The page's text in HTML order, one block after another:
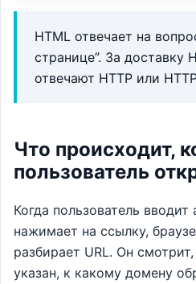
HTML отвечает на
странице”. За доставку
отвечают HTTP или
Что происходит,
пользователь
Когда пользователь вводит
нажимает на ссылку,
разбирает URL. Он
указан, к какому домену